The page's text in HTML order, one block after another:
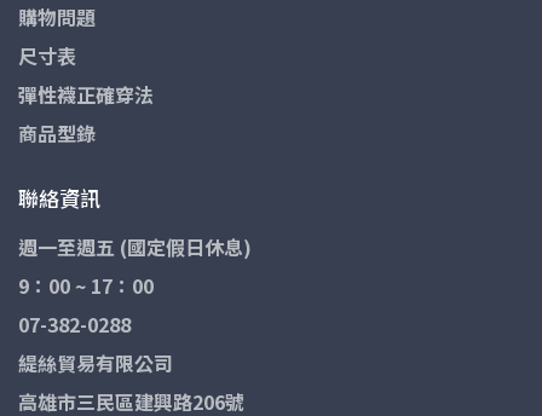
購物問題
尺寸表
彈性襪正確穿法
商品型錄
聯絡資訊
週一至週五 (國定假日休息)
9：00 ~ 17：00
07-382-0288
緹絲貿易有限公司
高雄市三民區建興路206號